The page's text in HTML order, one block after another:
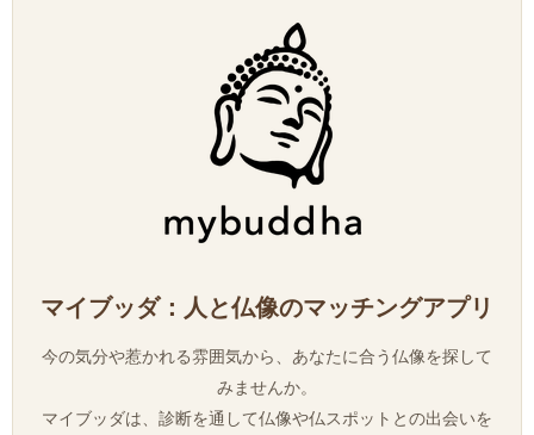
マイブッダ：人と仏像のマッチングアプリ
今の気分や惹かれる雰囲気から、あなたに合う仏像を探して
みませんか。
マイブッダは、診断を通して仏像や仏スポットとの出会いを